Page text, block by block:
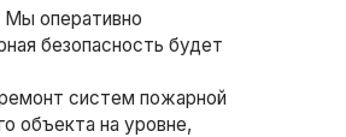
Мы оперативно
безопасность будет
систем пожарной
объекта на уровне,